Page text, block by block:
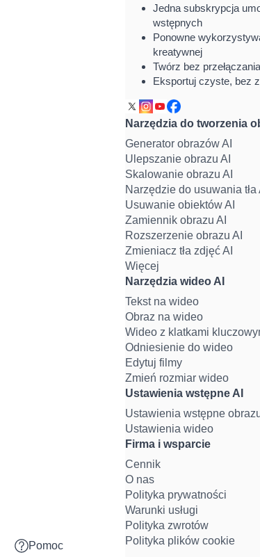
Pomoc
Jedna subskrypcja
wstępnych
Ponowne
kreatywnej
Twórz bez
Eksportuj czyste, bez
Narzędzia do tworzenia
Generator obrazów AI
Ulepszanie obrazu AI
Skalowanie obrazu AI
Narzędzie do usuwania tła
Usuwanie obiektów AI
Zamiennik obrazu AI
Rozszerzenie obrazu AI
Zmieniacz tła zdjęć AI
Więcej
Narzędzia wideo AI
Tekst na wideo
Obraz na wideo
Wideo z klatkami
Odniesienie do wideo
Edytuj filmy
Zmień rozmiar wideo
Ustawienia wstępne AI
Ustawienia wstępne
Ustawienia wideo
Firma i wsparcie
Cennik
O nas
Polityka prywatności
Warunki usługi
Polityka zwrotów
Polityka plików cookie